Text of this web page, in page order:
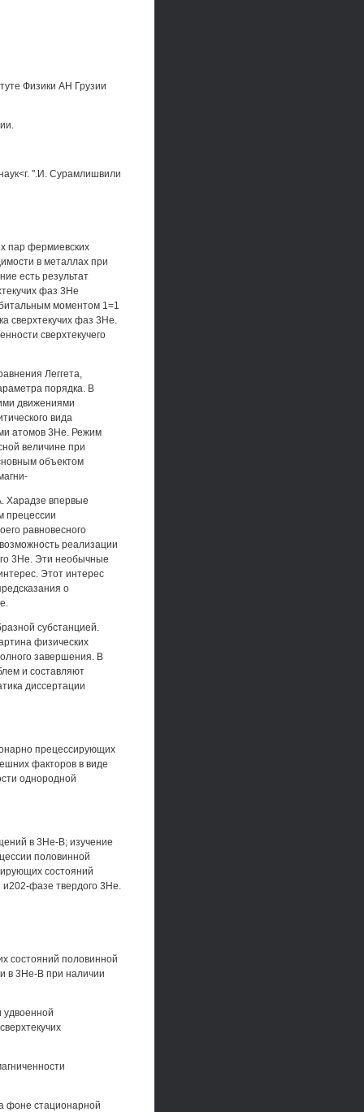
Физики АН Грузии
".И. Сурамлишвили
пар фермиевских
в металлах при
есть результат
фаз 3Не
моментом 1=1
сверхтекучих фаз 3Не.
сверхтекучего
Леггета,
порядка. В
движениями
вида
атомов 3Не. Режим
величине при
объектом
Харадзе впервые
прецессии
равновесного
реализации
3Не. Эти необычные
Этот интерес
о
субстанцией.
физических
завершения. В
и составляют
диссертации
прецессирующих
факторов в виде
однородной
в 3Не-В; изучение
половинной
состояний
фазе твердого 3Не.
состояний половинной
в 3Не-В при наличии
удвоенной
фоне стационарной